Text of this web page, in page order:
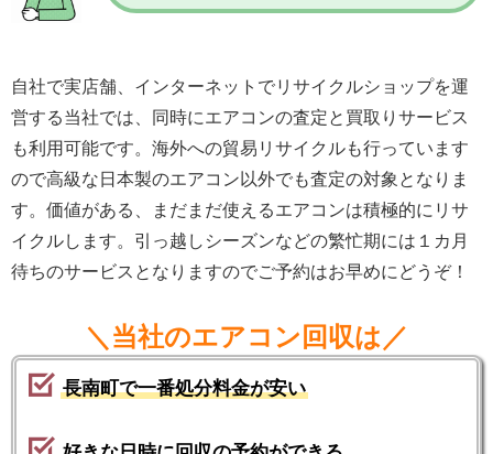
自社で実店舗、インターネットでリサイクルショップを運
営する当社では、同時にエアコンの査定と買取りサービス
も利用可能です。海外への貿易リサイクルも行っています
ので高級な日本製のエアコン以外でも査定の対象となりま
す。価値がある、まだまだ使えるエアコンは積極的にリサ
イクルします。引っ越しシーズンなどの繁忙期には１カ月
待ちのサービスとなりますのでご予約はお早めにどうぞ！
＼当社のエアコン回収は／
長南町で一番処分料金が安い